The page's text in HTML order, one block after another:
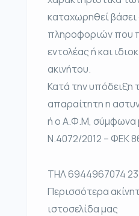
καταχωρηθεί βάσει
πληροφοριών που
εντολέας ή και
ακινήτου.
Κατά την υπόδειξη
απαραίτητη η
ή ο Α.Φ.Μ, σύμφωνα
Ν.4072/2012 – ΦΕΚ
ΤΗΛ 6944967074
Περισσότερα
ιστοσελίδα μας